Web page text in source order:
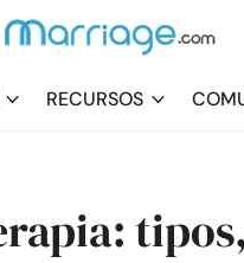
RECURSOS
tipos,